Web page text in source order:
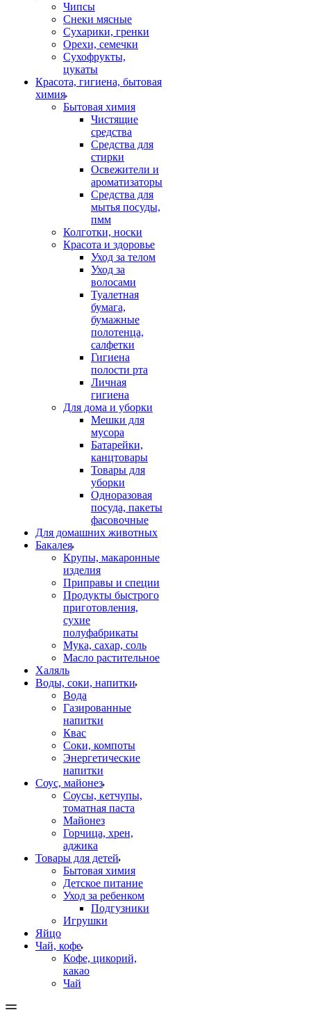
Чипсы
Снеки мясные
Сухарики, гренки
Орехи, семечки
Сухофрукты,
цукаты
Красота, гигиена, бытовая
химия
Бытовая химия
Чистящие
средства
Средства для
стирки
Освежители и
ароматизаторы
Средства для
мытья посуды,
пмм
Колготки, носки
Красота и здоровье
Уход за телом
Уход за
волосами
Туалетная
бумага,
бумажные
полотенца,
салфетки
Гигиена
полости рта
Личная
гигиена
Для дома и уборки
Мешки для
мусора
Батарейки,
канцтовары
Товары для
уборки
Одноразовая
посуда, пакеты
фасовочные
Для домашних животных
Бакалея
Крупы, макаронные
изделия
Приправы и специи
Продукты быстрого
приготовления,
сухие
полуфабрикаты
Мука, сахар, соль
Масло растительное
Халяль
Воды, соки, напитки
Вода
Газированные
напитки
Квас
Соки, компоты
Энергетические
напитки
Соус, майонез
Соусы, кетчупы,
томатная паста
Майонез
Горчица, хрен,
аджика
Товары для детей
Бытовая химия
Детское питание
Уход за ребенком
Подгузники
Игрушки
Яйцо
Чай, кофе
Кофе, цикорий,
какао
Чай